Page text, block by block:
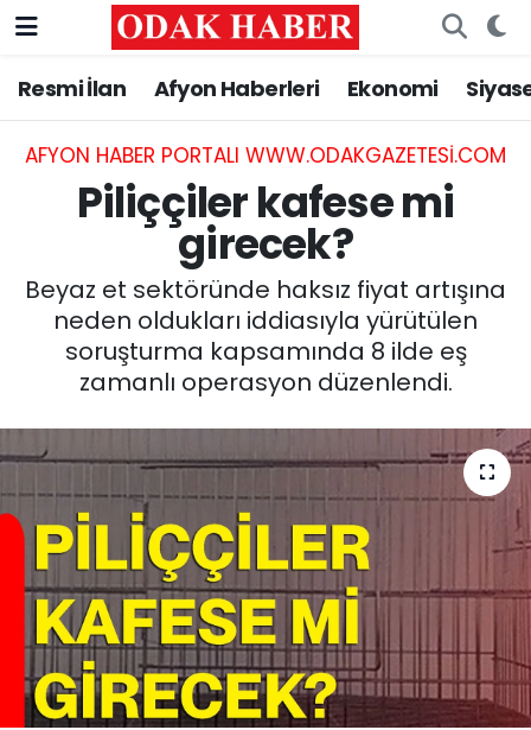
Resmi İlan Afyon Haberleri Ekonomi
AFYON HABER PORTALI WWW.ODAKGAZETESI.COM
Piliççiler kafese mi
girecek?
Beyaz et sektöründe haksız fiyat artışına
neden oldukları iddiasıyla yürütülen
soruşturma kapsamında 8 ilde eş
zamanlı operasyon düzenlendi.
AFYONKARAHİSAR HABERLERİ
Resmi İlan
ASAYİŞ
SİYASET
EĞİTİM
MAGAZİN
SAĞLIK
SPOR
11:11 MANŞET
Nöbetçi Eczaneler
Hava Durumu
Trafik Durumu
Süper Lig Puan Durumu ve Fikstür
Tüm Manşetler
Son Dakika Haberleri
Haber Arşivi